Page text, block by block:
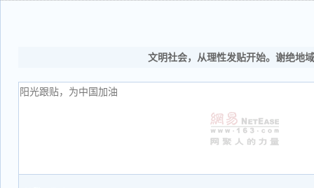
文明社会，从理性发贴开始。谢绝地